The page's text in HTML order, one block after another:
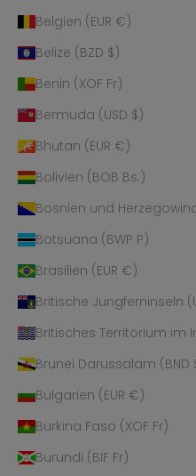
Belgien (EUR €)
Belize (BZD $)
Benin (XOF Fr)
Bermuda (USD $)
Bhutan (EUR €)
Bolivien (BOB Bs.)
Bosnien und
Botsuana (BWP P)
Brasilien (EUR €)
Britische Jungferninseln
Britisches Territorium im
Brunei Darussalam (BND
Bulgarien (EUR €)
Burkina Faso (XOF Fr)
Burundi (BIF Fr)